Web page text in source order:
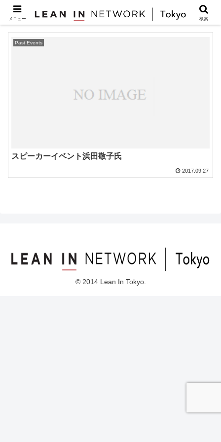
キャリア
Past Events
スピーカーイベント浜田敬子氏
2017.09.27
© 2014 Lean In Tokyo.
メニュー 検索